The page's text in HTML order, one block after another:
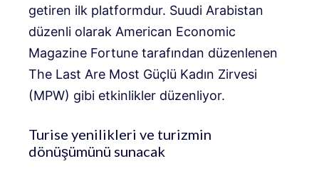
getiren ilk platformdur. Suudi Arabistan
düzenli olarak American Economic
Magazine Fortune tarafından düzenlenen
The Last Are Most Güçlü Kadın Zirvesi
(MPW) gibi etkinlikler düzenliyor.
Turise yenilikleri ve turizmin
dönüşümünü sunacak